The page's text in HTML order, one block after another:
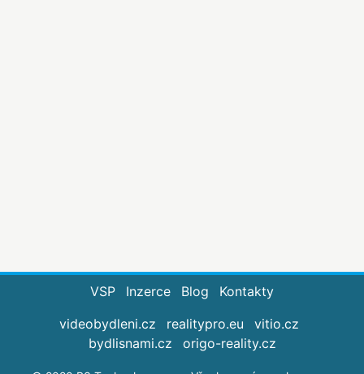
VSP Inzerce Blog
Kontakty
videobydleni.cz
realitypro.eu
vitio.cz
bydlisnami.cz
origo-reality.cz